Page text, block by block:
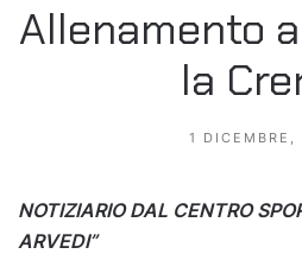
Allenamento
la
1
NOTIZIARIO DAL CENTRO
ARVEDI”